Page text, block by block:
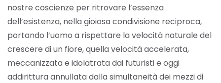
nostre coscienze per ritrovare l’essenza
dell’esistenza, nella gioiosa condivisione reciproca,
portando l’uomo a rispettare la velocità naturale del
crescere di un fiore, quella velocità accelerata,
meccanizzata e idolatrata dai futuristi e oggi
addirittura annullata dalla simultaneità dei mezzi di